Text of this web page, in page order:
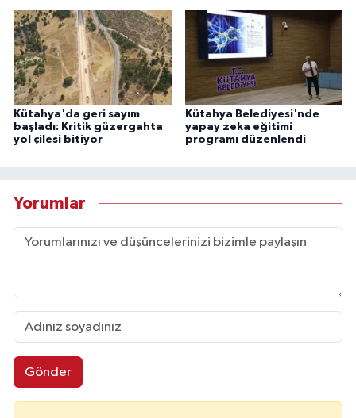
Kütahya'da geri sayım
başladı: Kritik güzergahta
yol çilesi bitiyor
Kütahya Belediyesi'nde
yapay zeka eğitimi
programı düzenlendi
Yorumlar
Gönder